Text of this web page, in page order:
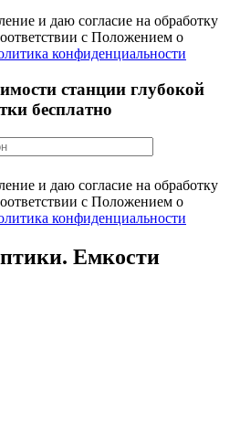
и даю согласие на обработку
с Положением о
конфиденциальности
станции глубокой
бесплатно
и даю согласие на обработку
с Положением о
конфиденциальности
Емкости